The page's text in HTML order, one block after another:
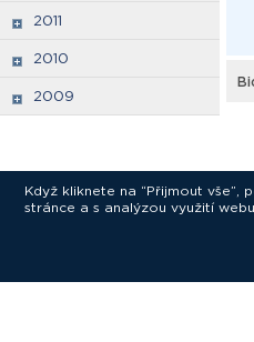
2011
2010
2009
Když kliknete na “Přijmout vše”,
stránce a s analýzou využití